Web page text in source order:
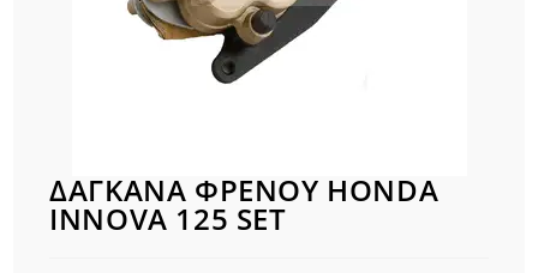
ΔΑΓΚΑΝΑ ΦΡΕΝΟΥ HONDA
INNOVA 125 SET